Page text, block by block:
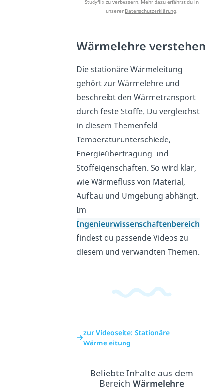
Studyflix zu verbessern. Mehr dazu erfährst du in
unserer Datenschutzerklärung.
Wärmelehre verstehen
Die stationäre Wärmeleitung
gehört zur Wärmelehre und
beschreibt den Wärmetransport
durch feste Stoffe. Du vergleichst
in diesem Themenfeld
Temperaturunterschiede,
Energieübertragung und
Stoffeigenschaften. So wird klar,
wie Wärmefluss von Material,
Aufbau und Umgebung abhängt.
Im
Ingenieurwissenschaftenbereich
findest du passende Videos zu
diesem und verwandten Themen.
zur Videoseite: Stationäre
Wärmeleitung
Beliebte Inhalte aus dem
BereichWärmelehre